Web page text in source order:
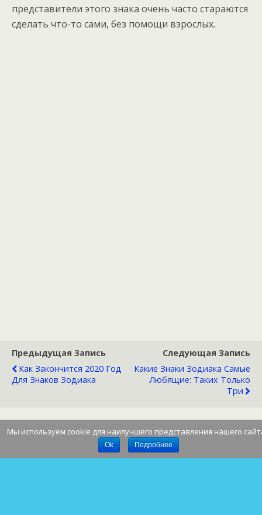
представители этого знака очень часто стараются
сделать что-то сами, без помощи взрослых.
Предыдущая Запись
Как Закончится 2020 Год
Для Знаков Зодиака
Следующая Запись
Какие Знаки Зодиака Самые
Любящие: Таких Только
Три
Мы используем cookie для наилучшего представления нашего
Ok Подробнее
Наверх